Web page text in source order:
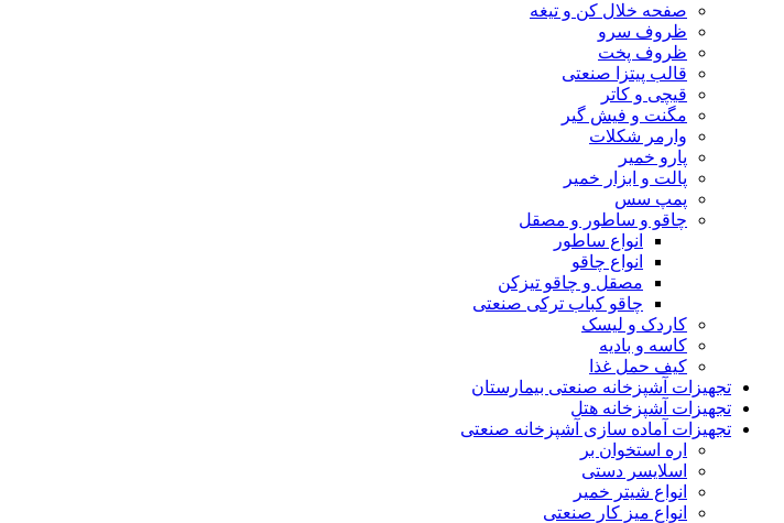
صفحه خلال کن و تیغه
ظروف سرو
ظروف پخت
قالب پیتزا صنعتی
قیچی و کاتر
مگنت و فیش گیر
وارمر شکلات
پارو خمیر
پالت و ابزار خمیر
پمپ سس
چاقو و ساطور و مصقل
انواع ساطور
انواع چاقو
مصقل و چاقو تیزکن
چاقو کباب ترکی صنعتی
کاردک و لیسک
کاسه و بادیه
کیف حمل غذا
تجهیزات آشپزخانه صنعتی بیمارستان
تجهیزات آشپزخانه هتل
تجهیزات آماده سازی آشپزخانه صنعتی
اره استخوان بر
اسلایسر دستی
انواع شیتر خمیر
انواع میز کار صنعتی